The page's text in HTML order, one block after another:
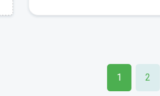
1 2